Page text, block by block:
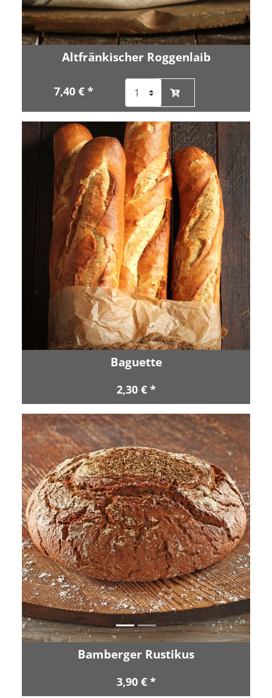
Altfränkischer Roggenlaib
7,40 € *
Baguette
2,30 € *
Zurück Vor
Bamberger Rustikus
3,90 € *